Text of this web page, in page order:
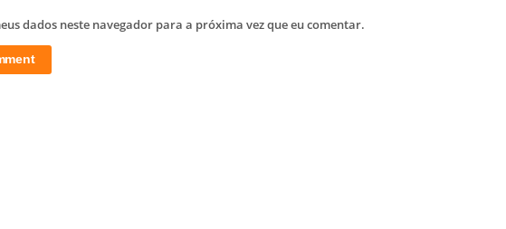
dados neste navegador para a próxima vez que eu comentar.